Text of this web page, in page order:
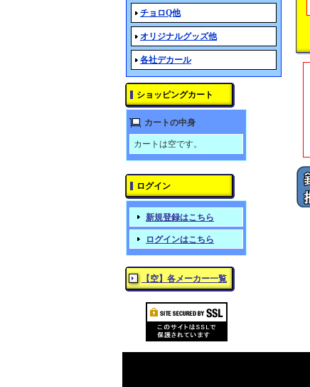
チョロQ他
オリジナルグッズ他
各社デカール
ショッピングカート
カートの中身
カートは空です。
ログイン
新規登録はこちら
ログインはこちら
【空】各メーカー一覧